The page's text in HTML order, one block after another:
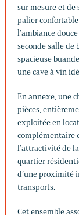
sur mesure et de
palier
l’ambiance
seconde salle de
spacieuse
une cave à vin
En annexe, une
pièces,
exploitée en
complémentaire
l’attractivité de
quartier
d’une proximité
transports.
Cet ensemble